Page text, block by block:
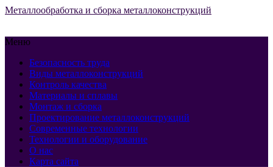
Металлообработка и сборка металлоконструкций
Меню
Безопасность труда
Виды металлоконструкций
Контроль качества
Материалы и сплавы
Монтаж и сборка
Проектирование металлоконструкций
Современные технологии
Технологии и оборудование
О нас
Карта сайта